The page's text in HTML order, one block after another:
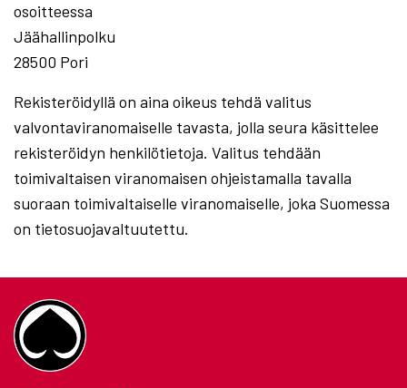
osoitteessa
Jäähallinpolku
28500 Pori
Rekisteröidyllä on aina oikeus tehdä valitus
valvontaviranomaiselle tavasta, jolla seura käsittelee
rekisteröidyn henkilötietoja. Valitus tehdään
toimivaltaisen viranomaisen ohjeistamalla tavalla
suoraan toimivaltaiselle viranomaiselle, joka Suomessa
on tietosuojavaltuutettu.